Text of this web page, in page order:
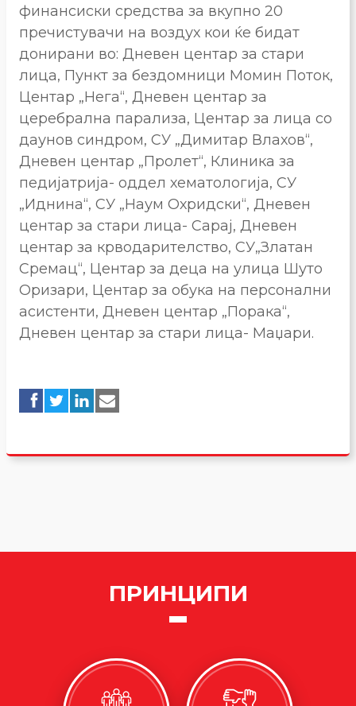
финансиски средства за вкупно 20
пречистувачи на воздух кои ќе бидат
донирани во: Дневен центар за стари
лица, Пункт за бездомници Момин Поток,
Центар „Нега“, Дневен центар за
церебрална парализа, Центар за лица со
даунов синдром, СУ „Димитар Влахов“,
Дневен центар „Пролет“, Клиника за
педијатрија- оддел хематологија, СУ
„Иднина“, СУ „Наум Охридски“, Дневен
центар за стари лица- Сарај, Дневен
центар за крводарителство, СУ„Златан
Сремац“, Центар за деца на улица Шуто
Оризари, Центар за обука на персонални
асистенти, Дневен центар „Порака“,
Дневен центар за стари лица- Маџари.
ПРИНЦИПИ